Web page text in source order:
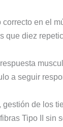
en el
que diez
a seguir
de los
Tipo II sin